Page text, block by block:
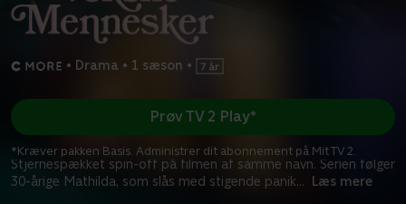
• Drama • 1 sæson •
Stjernespækket spin-off på filmen af samme navn. Serien følger
30-årige Mathilda, som slås med stigende panik... Læs mere
Prøv TV 2 Play*
*Kræver pakken Basis. Administrer dit abonnement på Mit TV 2.